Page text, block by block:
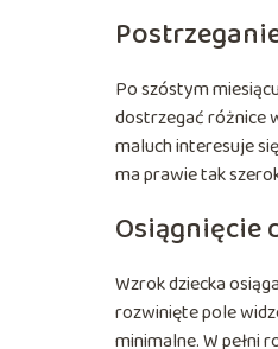
Po szóstym
dostrzegać różnice
maluch interesuje
ma prawie tak
Osiągnięcie
Wzrok dziecka
rozwinięte pole
minimalne. W pełni